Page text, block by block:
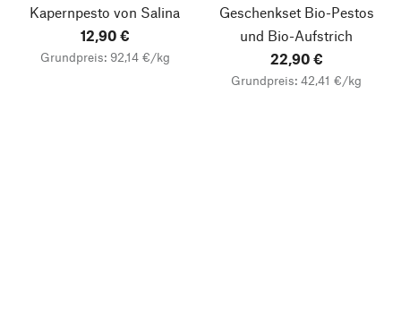
Kapernpesto von Salina
12,90 €
Grundpreis: 92,14 €/kg
Geschenkset Bio-Pestos
und Bio-Aufstrich
22,90 €
Grundpreis: 42,41 €/kg